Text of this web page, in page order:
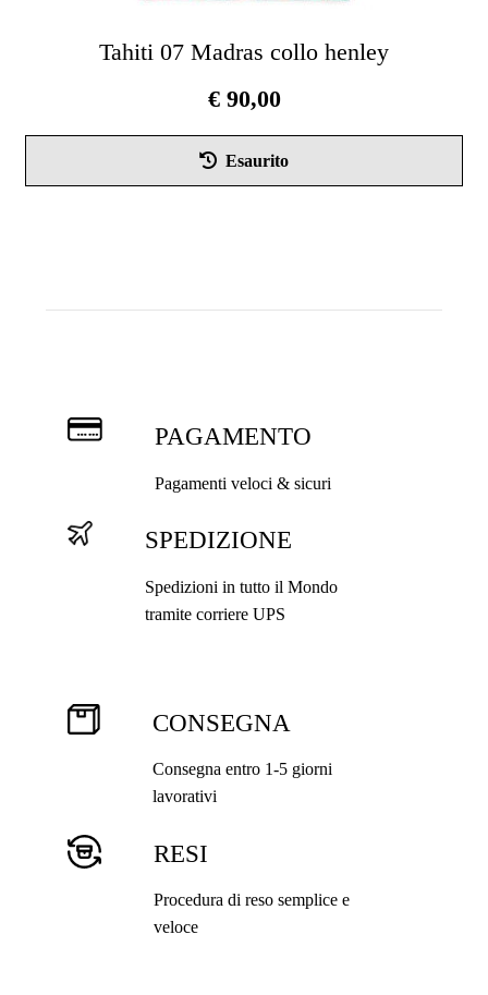
Tahiti 07 Madras collo henley
€90,00
Esaurito
PAGAMENTO
Pagamenti veloci & sicuri
SPEDIZIONE
Spedizioni in tutto il Mondo
tramite corriere UPS
CONSEGNA
Consegna entro 1-5 giorni
lavorativi
RESI
Procedura di reso semplice e
veloce